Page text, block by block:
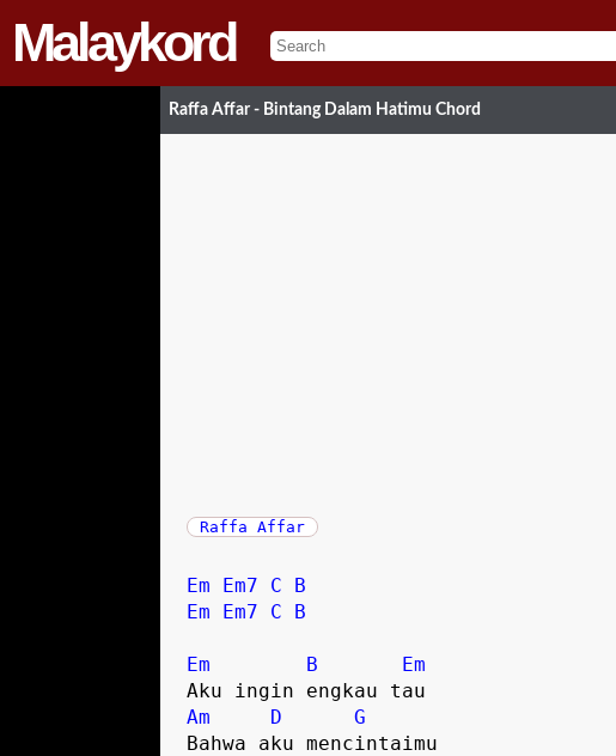
Malaykord
Raffa Affar - Bintang Dalam Hatimu Chord
Raffa Affar
Em Em7 C
B
Em
Em7 C B
Em B
Em
Am
D
G